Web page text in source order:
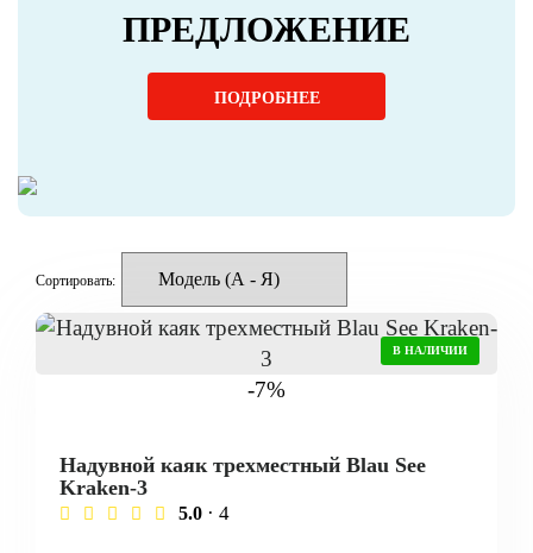
ПРЕДЛОЖЕНИЕ
ПОДРОБНЕЕ
Сортировать:
-7%
В НАЛИЧИИ
Надувной каяк трехместный Blau See
Kraken-3
5.0 · 4